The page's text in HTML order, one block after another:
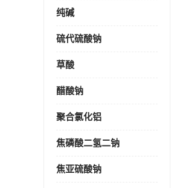
纯碱
硫代硫酸钠
草酸
醋酸钠
聚合氯化铝
焦磷酸二氢二钠
焦亚硫酸钠